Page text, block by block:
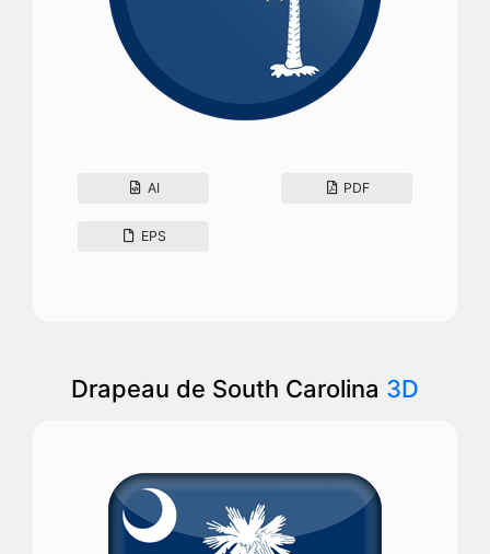
AI PDF
EPS
Drapeau de South Carolina 3D